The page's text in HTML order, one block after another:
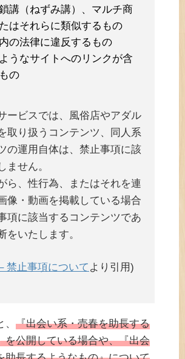
講（ねずみ講）、マルチ商
はそれらに類似するもの
の法律に違反するもの
うなサイトへのリンクが含
の
ービスでは、風俗店やアダル
取り扱うコンテンツ、同人系
の運用自体は、禁止事項に該
ません。
ら、性行為、またはそれを連
像・動画を掲載している場合
項に該当するコンテンツであ
をいたします。
禁止事項について より引用)
『出会い系・売春を助長する
を公開している場合や、『出会